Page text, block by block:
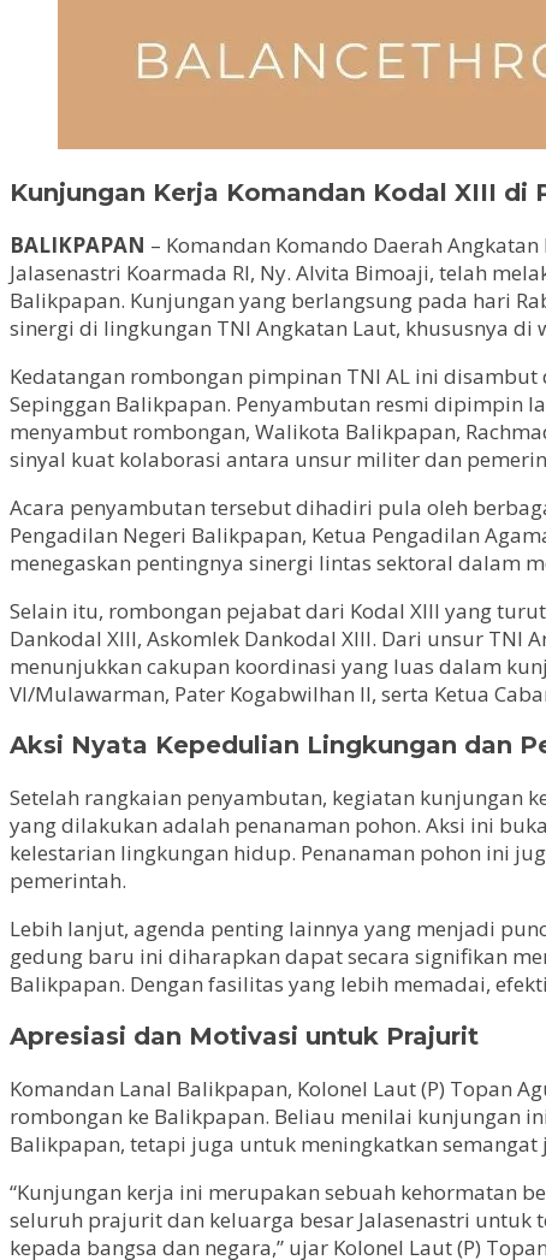
Kunjungan Kerja Komandan Kodal XIII
BALIKPAPAN – Komandan Komando Daerah
Jalasenastri Koarmada RI, Ny. Alvita Bimoaji, telah
Balikpapan. Kunjungan yang berlangsung pada hari
sinergi di lingkungan TNI Angkatan Laut, khususnya di
Kedatangan rombongan pimpinan TNI AL ini disambut
Sepinggan Balikpapan. Penyambutan resmi dipimpin
menyambut rombongan, Walikota Balikpapan,
sinyal kuat kolaborasi antara unsur militer dan
Acara penyambutan tersebut dihadiri pula oleh
Pengadilan Negeri Balikpapan, Ketua Pengadilan
menegaskan pentingnya sinergi lintas sektoral dalam
Selain itu, rombongan pejabat dari Kodal XIII yang
Dankodal XIII, Askomlek Dankodal XIII. Dari unsur
menunjukkan cakupan koordinasi yang luas dalam
VI/Mulawarman, Pater Kogabwilhan II, serta Ketua
Aksi Nyata Kepedulian Lingkungan dan
Setelah rangkaian penyambutan, kegiatan kunjungan
yang dilakukan adalah penanaman pohon. Aksi ini
kelestarian lingkungan hidup. Penanaman pohon ini
pemerintah.
Lebih lanjut, agenda penting lainnya yang menjadi
gedung baru ini diharapkan dapat secara signifikan
Balikpapan. Dengan fasilitas yang lebih memadai,
Apresiasi dan Motivasi untuk Prajurit
Komandan Lanal Balikpapan, Kolonel Laut (P) Topan
rombongan ke Balikpapan. Beliau menilai kunjungan
Balikpapan, tetapi juga untuk meningkatkan
“Kunjungan kerja ini merupakan sebuah kehormatan
seluruh prajurit dan keluarga besar Jalasenastri
kepada bangsa dan negara,” ujar Kolonel Laut (P)